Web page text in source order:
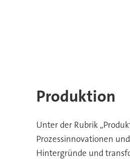
Fokus
Produktion
Unter der Rubrik
Prozessinnovationen
Hintergründe und